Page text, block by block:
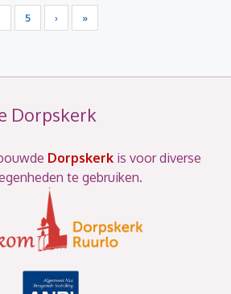
5 › »
Dorpskerk
Dorpskerk is voor diverse
te gebruiken.